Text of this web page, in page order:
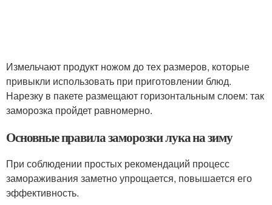
Измельчают продукт ножом до тех размеров, которые
привыкли использовать при приготовлении блюд.
Нарезку в пакете размещают горизонтальным слоем: так
заморозка пройдет равномерно.
Основные правила заморозки лука на зиму
При соблюдении простых рекомендаций процесс
замораживания заметно упрощается, повышается его
эффективность.